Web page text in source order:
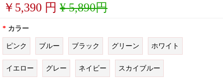
￥ 5,390 円 ¥ 5,890円
* カラー
ピンク ブルー ブラック グリーン ホワイト
イエロー グレー ネイビー スカイブルー